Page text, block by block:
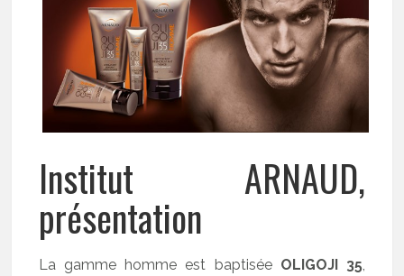
Institut ARNAUD,
présentation
La gamme homme est baptiséeOLIGOJI 35,